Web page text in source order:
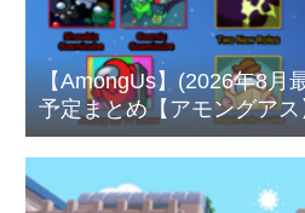
【AmongUs】(2026年8月
予定まとめ【アモングアス